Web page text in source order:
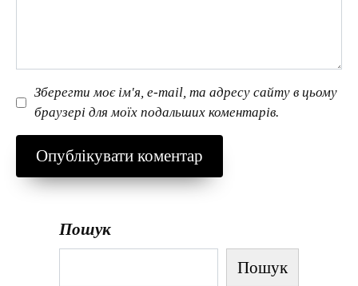
Зберегти моє ім'я, e-mail, та адресу сайту в цьому
браузері для моїх подальших коментарів.
Пошук
Пошук